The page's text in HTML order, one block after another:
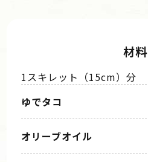
材料
1スキレット（15cm）分
ゆでタコ
オリーブオイル